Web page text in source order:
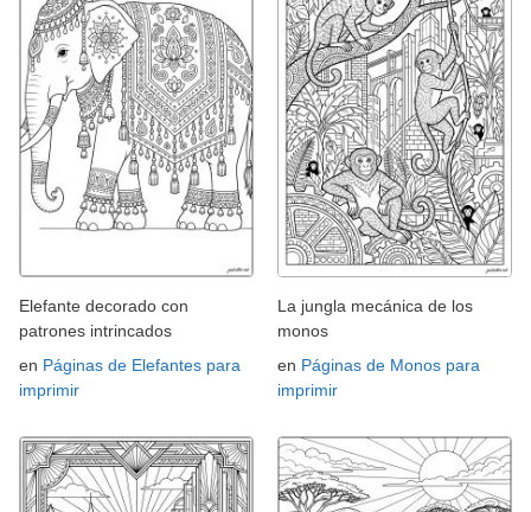
Elefante decorado con
patrones intrincados
en Páginas de Elefantes para
imprimir
La jungla mecánica de los
monos
en Páginas de Monos para
imprimir